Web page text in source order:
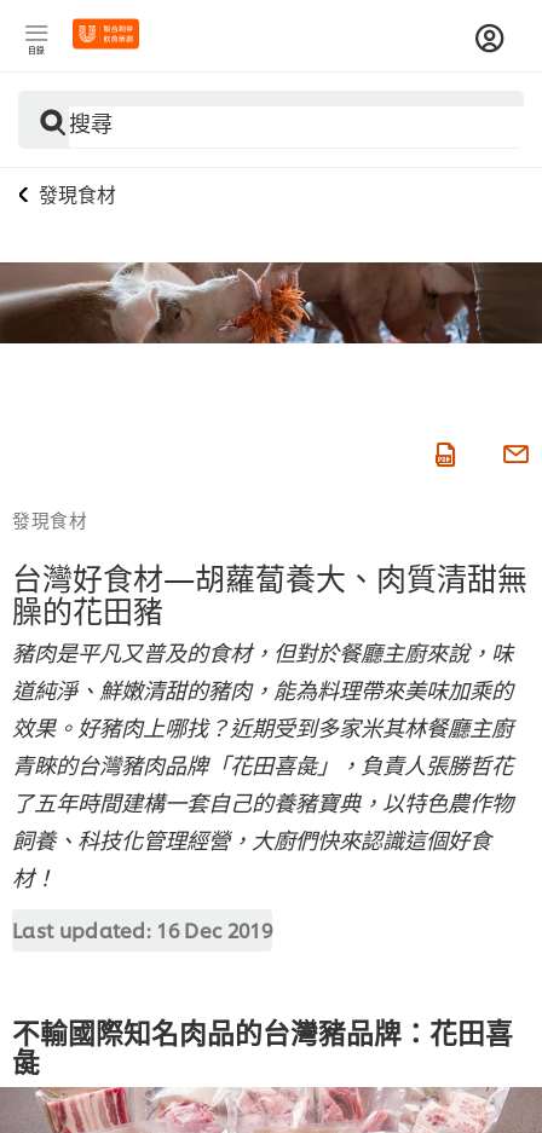
目錄
搜尋
發現食材
發現食材
台灣好食材—胡蘿蔔養大、肉質清甜無
臊的花田豬
豬肉是平凡又普及的食材，但對於餐廳主廚來說，味
道純淨、鮮嫩清甜的豬肉，能為料理帶來美味加乘的
效果。好豬肉上哪找？近期受到多家米其林餐廳主廚
青睞的台灣豬肉品牌「花田喜彘」，負責人張勝哲花
了五年時間建構一套自己的養豬寶典，以特色農作物
飼養、科技化管理經營，大廚們快來認識這個好食
材！
Last updated: 16 Dec 2019
不輸國際知名肉品的台灣豬品牌：花田喜
彘